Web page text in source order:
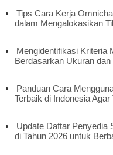
Tips Cara Kerja
dalam Mengalokasikan
Mengidentifikasi Kriteria
Berdasarkan Ukuran
Panduan Cara
Terbaik di Indonesia
Update Daftar Penyedia
di Tahun 2026 untuk